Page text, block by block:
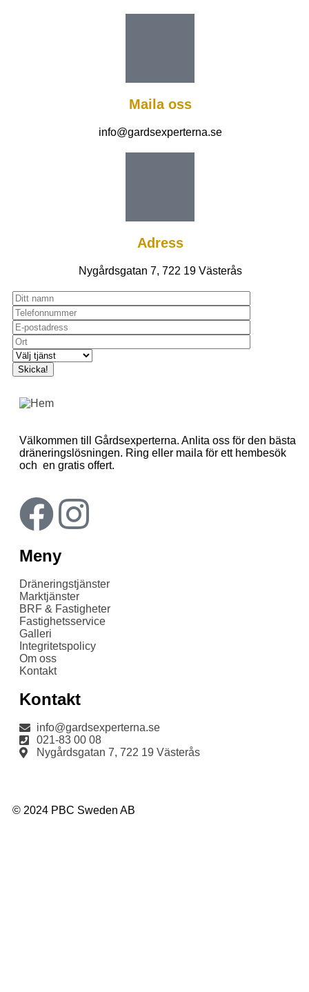
Maila oss
info@gardsexperterna.se
Adress
Nygårdsgatan 7, 722 19 Västerås
Välkommen till Gårdsexperterna. Anlita oss för den bästa
dräneringslösningen. Ring eller maila för ett hembesök
och en gratis offert.
Meny
Dräneringstjänster
Marktjänster
BRF & Fastigheter
Fastighetsservice
Galleri
Integritetspolicy
Om oss
Kontakt
Kontakt
info@gardsexperterna.se
021-83 00 08
Nygårdsgatan 7, 722 19 Västerås
© 2024 PBC Sweden AB